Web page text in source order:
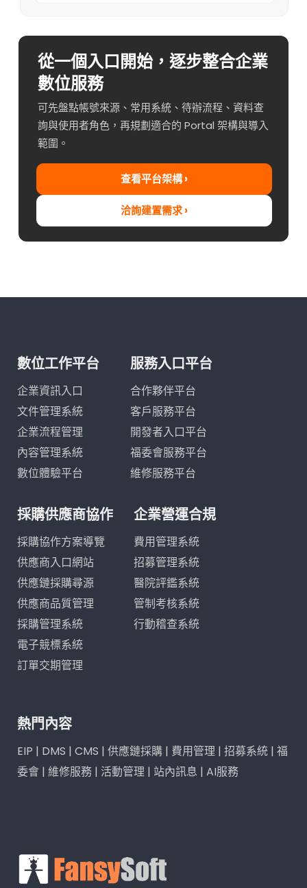
從一個入口開始，逐步整合企業
數位服務
可先盤點帳號來源、常用系統、待辦流程、資料查
詢與使用者角色，再規劃適合的 Portal 架構與導入
範圍。
查看平台架構 ›
洽詢建置需求 ›
數位工作平台
企業資訊入口
文件管理系統
企業流程管理
內容管理系統
數位體驗平台
服務入口平台
合作夥伴平台
客戶服務平台
開發者入口平台
福委會服務平台
維修服務平台
採購供應商協作
採購協作方案導覽
供應商入口網站
供應鏈採購尋源
供應商品質管理
採購管理系統
電子競標系統
訂單交期管理
企業營運合規
費用管理系統
招募管理系統
醫院評鑑系統
管制考核系統
行動稽查系統
熱門內容
EIP | DMS | CMS | 供應鏈採購| 費用管理| 招募系統| 福
委會| 維修服務| 活動管理| 站內訊息 | AI服務